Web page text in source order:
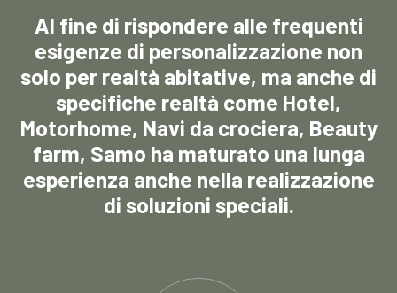
Al fine di rispondere alle frequenti
esigenze di personalizzazione non
solo per realtà abitative, ma anche di
specifiche realtà come Hotel,
Motorhome, Navi da crociera, Beauty
farm, Samo ha maturato una lunga
esperienza anche nella realizzazione
di soluzioni speciali.